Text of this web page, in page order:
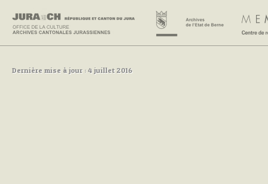
Dernière mise à jour : 4 juillet 2016